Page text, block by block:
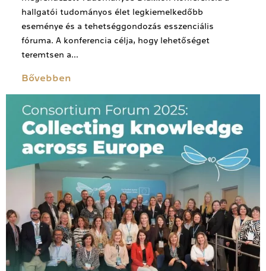
hallgatói tudományos élet legkiemelkedőbb
eseménye és a tehetséggondozás esszenciális
fóruma. A konferencia célja, hogy lehetőséget
teremtsen a...
Bővebben